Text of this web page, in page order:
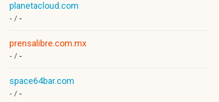
planetacloud.com
- / -
prensalibre.com.mx
- / -
space64bar.com
- / -